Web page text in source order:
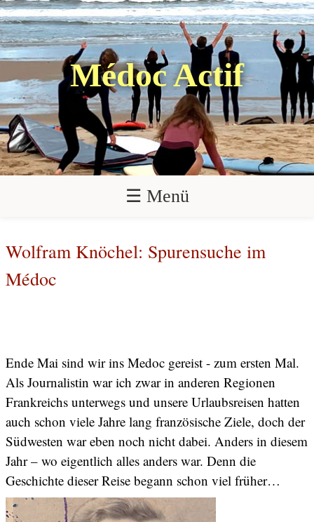
Médoc Actif
☰ Menü
Wolfram Knöchel: Spurensuche im
Médoc
Ende Mai sind wir ins Medoc gereist - zum ersten Mal.
Als Journalistin war ich zwar in anderen Regionen
Frankreichs unterwegs und unsere Urlaubsreisen hatten
auch schon viele Jahre lang französische Ziele, doch der
Südwesten war eben noch nicht dabei. Anders in diesem
Jahr – wo eigentlich alles anders war. Denn die
Geschichte dieser Reise begann schon viel früher…